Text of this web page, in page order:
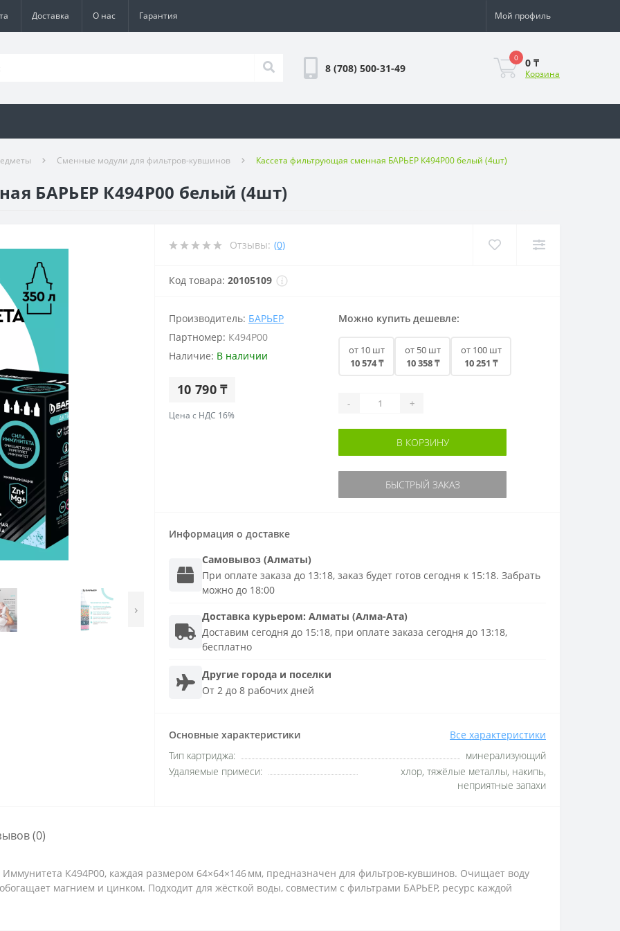
Доставка О нас Гарантия Мой профиль
8 (708) 500-31-49
0 0 ₸
Корзина
Сменные модули для фильтров-кувшинов Кассета фильтрующая сменная БАРЬЕР К494Р00 белый (4шт)
БАРЬЕР К494Р00 белый (4шт)
›
Отзывы: (0)
Код товара: 20105109
Производитель: БАРЬЕР
Партномер: К494Р00
Наличие: В наличии
10 790 ₸
Цена с НДС 16%
Можно купить дешевле:
от 10 шт
10 574 ₸
от 50 шт
10 358 ₸
от 100 шт
10 251 ₸
- +
В КОРЗИНУ
БЫСТРЫЙ ЗАКАЗ
Информация о доставке
Самовывоз (Алматы)
При оплате заказа до 13:18, заказ будет готов сегодня к 15:18. Забрать
можно до 18:00
Доставка курьером: Алматы (Алма-Ата)
Доставим сегодня до 15:18, при оплате заказа сегодня до 13:18,
бесплатно
Другие города и поселки
От 2 до 8 рабочих дней
Основные характеристики Все характеристики
Тип картриджа:
минерализующий
Удаляемые примеси:
хлор, тяжёлые металлы, накипь,
неприятные запахи
(0)
К494Р00, каждая размером 64×64×146 мм, предназначен для фильтров-кувшинов. Очищает воду
магнием и цинком. Подходит для жёсткой воды, совместим с фильтрами БАРЬЕР, ресурс каждой